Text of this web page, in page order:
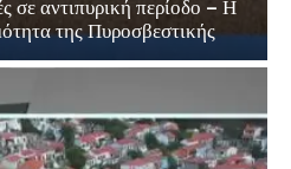
σε αντιπυρική περίοδο – Η
της Πυροσβεστικής